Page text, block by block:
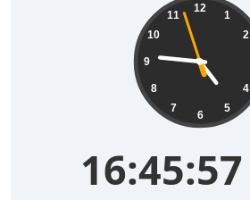
12
1
2
4
5
6
7
8
9
10
11
16:45:57